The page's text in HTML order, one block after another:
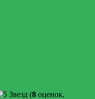
(8 оценок,